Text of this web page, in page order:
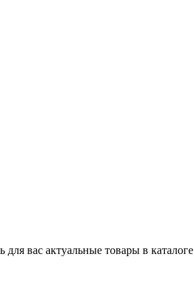
вас актуальные товары в каталоге